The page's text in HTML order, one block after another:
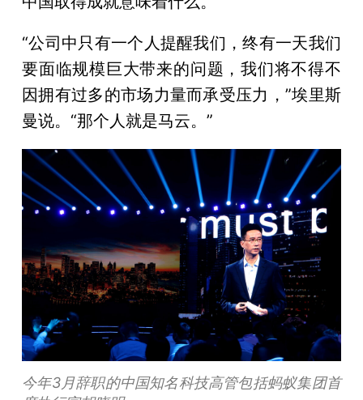
“公司中只有一个人提醒我们，终有一天我们
要面临规模巨大带来的问题，我们将不得不
因拥有过多的市场力量而承受压力，”埃里斯
曼说。“那个人就是马云。”
今年3月辞职的中国知名科技高管包括蚂蚁集团首